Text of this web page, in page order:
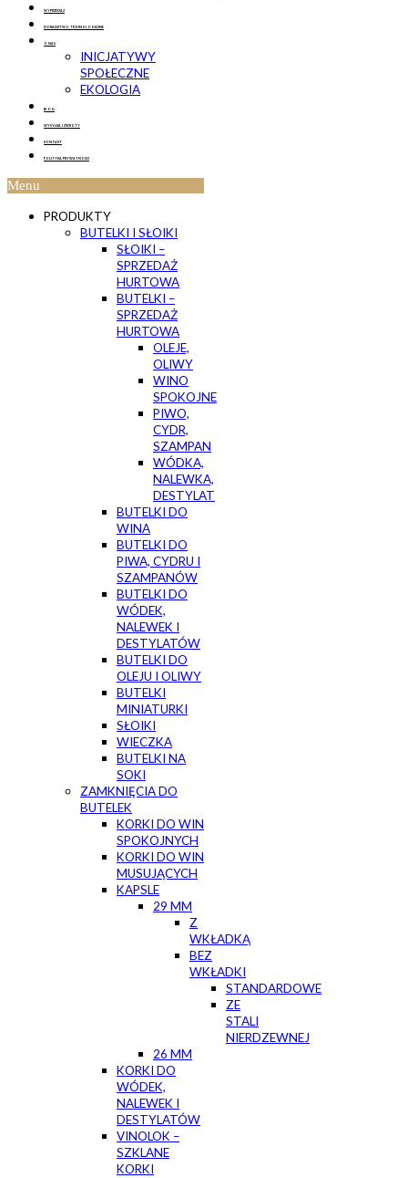
WYPRZEDAŻ
DORADZTWO TECHNOLOGICZNE
O NAS
INICJATYWY
SPOŁECZNE
EKOLOGIA
BLOG
WYSYŁKA I ZWROTY
KONTAKT
POLITYKA PRYWATNOŚCI
Menu
PRODUKTY
BUTELKI I SŁOIKI
SŁOIKI –
SPRZEDAŻ
HURTOWA
BUTELKI –
SPRZEDAŻ
HURTOWA
OLEJE,
OLIWY
WINO
SPOKOJNE
PIWO,
CYDR,
SZAMPAN
WÓDKA,
NALEWKA,
DESTYLAT
BUTELKI DO
WINA
BUTELKI DO
PIWA, CYDRU I
SZAMPANÓW
BUTELKI DO
WÓDEK,
NALEWEK I
DESTYLATÓW
BUTELKI DO
OLEJU I OLIWY
BUTELKI
MINIATURKI
SŁOIKI
WIECZKA
BUTELKI NA
SOKI
ZAMKNIĘCIA DO
BUTELEK
KORKI DO WIN
SPOKOJNYCH
KORKI DO WIN
MUSUJĄCYCH
KAPSLE
29 MM
Z
WKŁADKĄ
BEZ
WKŁADKI
STANDARDOWE
ZE
STALI
NIERDZEWNEJ
26 MM
KORKI DO
WÓDEK,
NALEWEK I
DESTYLATÓW
VINOLOK –
SZKLANE
KORKI